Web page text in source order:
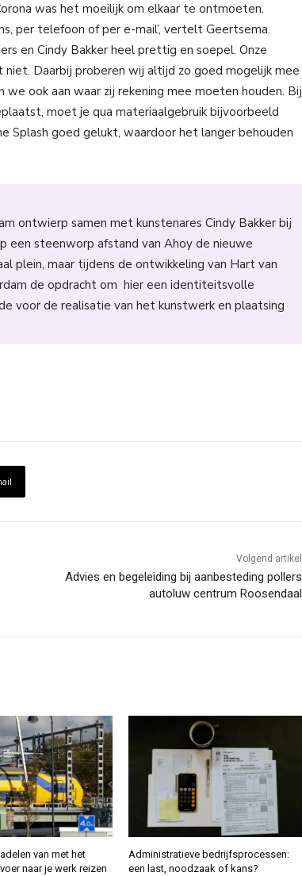
was het moeilijk om elkaar te ontmoeten.
per telefoon of per e-mail’, vertelt Geertsema.
en Cindy Bakker heel prettig en soepel. Onze
Daarbij proberen wij altijd zo goed mogelijk mee
ook aan waar zij rekening mee moeten houden. Bij
moet je qua materiaalgebruik bijvoorbeeld
Splash goed gelukt, waardoor het langer behouden
ontwierp samen met kunstenares Cindy Bakker bij
een steenworp afstand van Ahoy de nieuwe
plein, maar tijdens de ontwikkeling van Hart van
de opdracht om hier een identiteitsvolle
voor de realisatie van het kunstwerk en plaatsing
Volgend artikel
Advies en begeleiding bij aanbesteding pollers
autoluw centrum Roosendaal
van met het
naar je werk reizen
Administratieve bedrijfsprocessen:
een last, noodzaak of kans?